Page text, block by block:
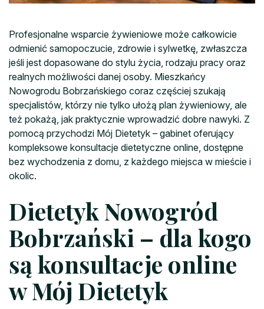
Profesjonalne wsparcie żywieniowe może całkowicie
odmienić samopoczucie, zdrowie i sylwetkę, zwłaszcza
jeśli jest dopasowane do stylu życia, rodzaju pracy oraz
realnych możliwości danej osoby. Mieszkańcy
Nowogrodu Bobrzańskiego coraz częściej szukają
specjalistów, którzy nie tylko ułożą plan żywieniowy, ale
też pokażą, jak praktycznie wprowadzić dobre nawyki. Z
pomocą przychodzi Mój Dietetyk – gabinet oferujący
kompleksowe konsultacje dietetyczne online, dostępne
bez wychodzenia z domu, z każdego miejsca w mieście i
okolic.
Dietetyk Nowogród
Bobrzański – dla kogo
są konsultacje online
w Mój Dietetyk